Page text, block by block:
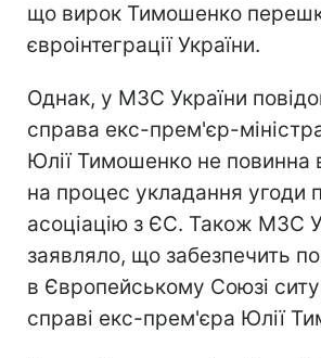
що вирок Тимошенко
євроінтеграції України.
Однак, у МЗС України
справа екс-прем'єр-
Юлії Тимошенко не повинна
на процес укладання угоди
асоціацію з ЄС. Також МЗС
заявляло, що забезпечить
в Європейському Союзі
справі екс-прем'єра Юлії